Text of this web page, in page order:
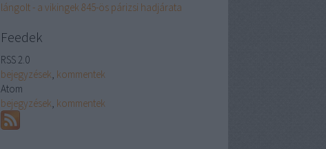
lángolt - a vikingek 845-ös párizsi hadjárata
Feedek
RSS 2.0
bejegyzések, kommentek
Atom
bejegyzések, kommentek